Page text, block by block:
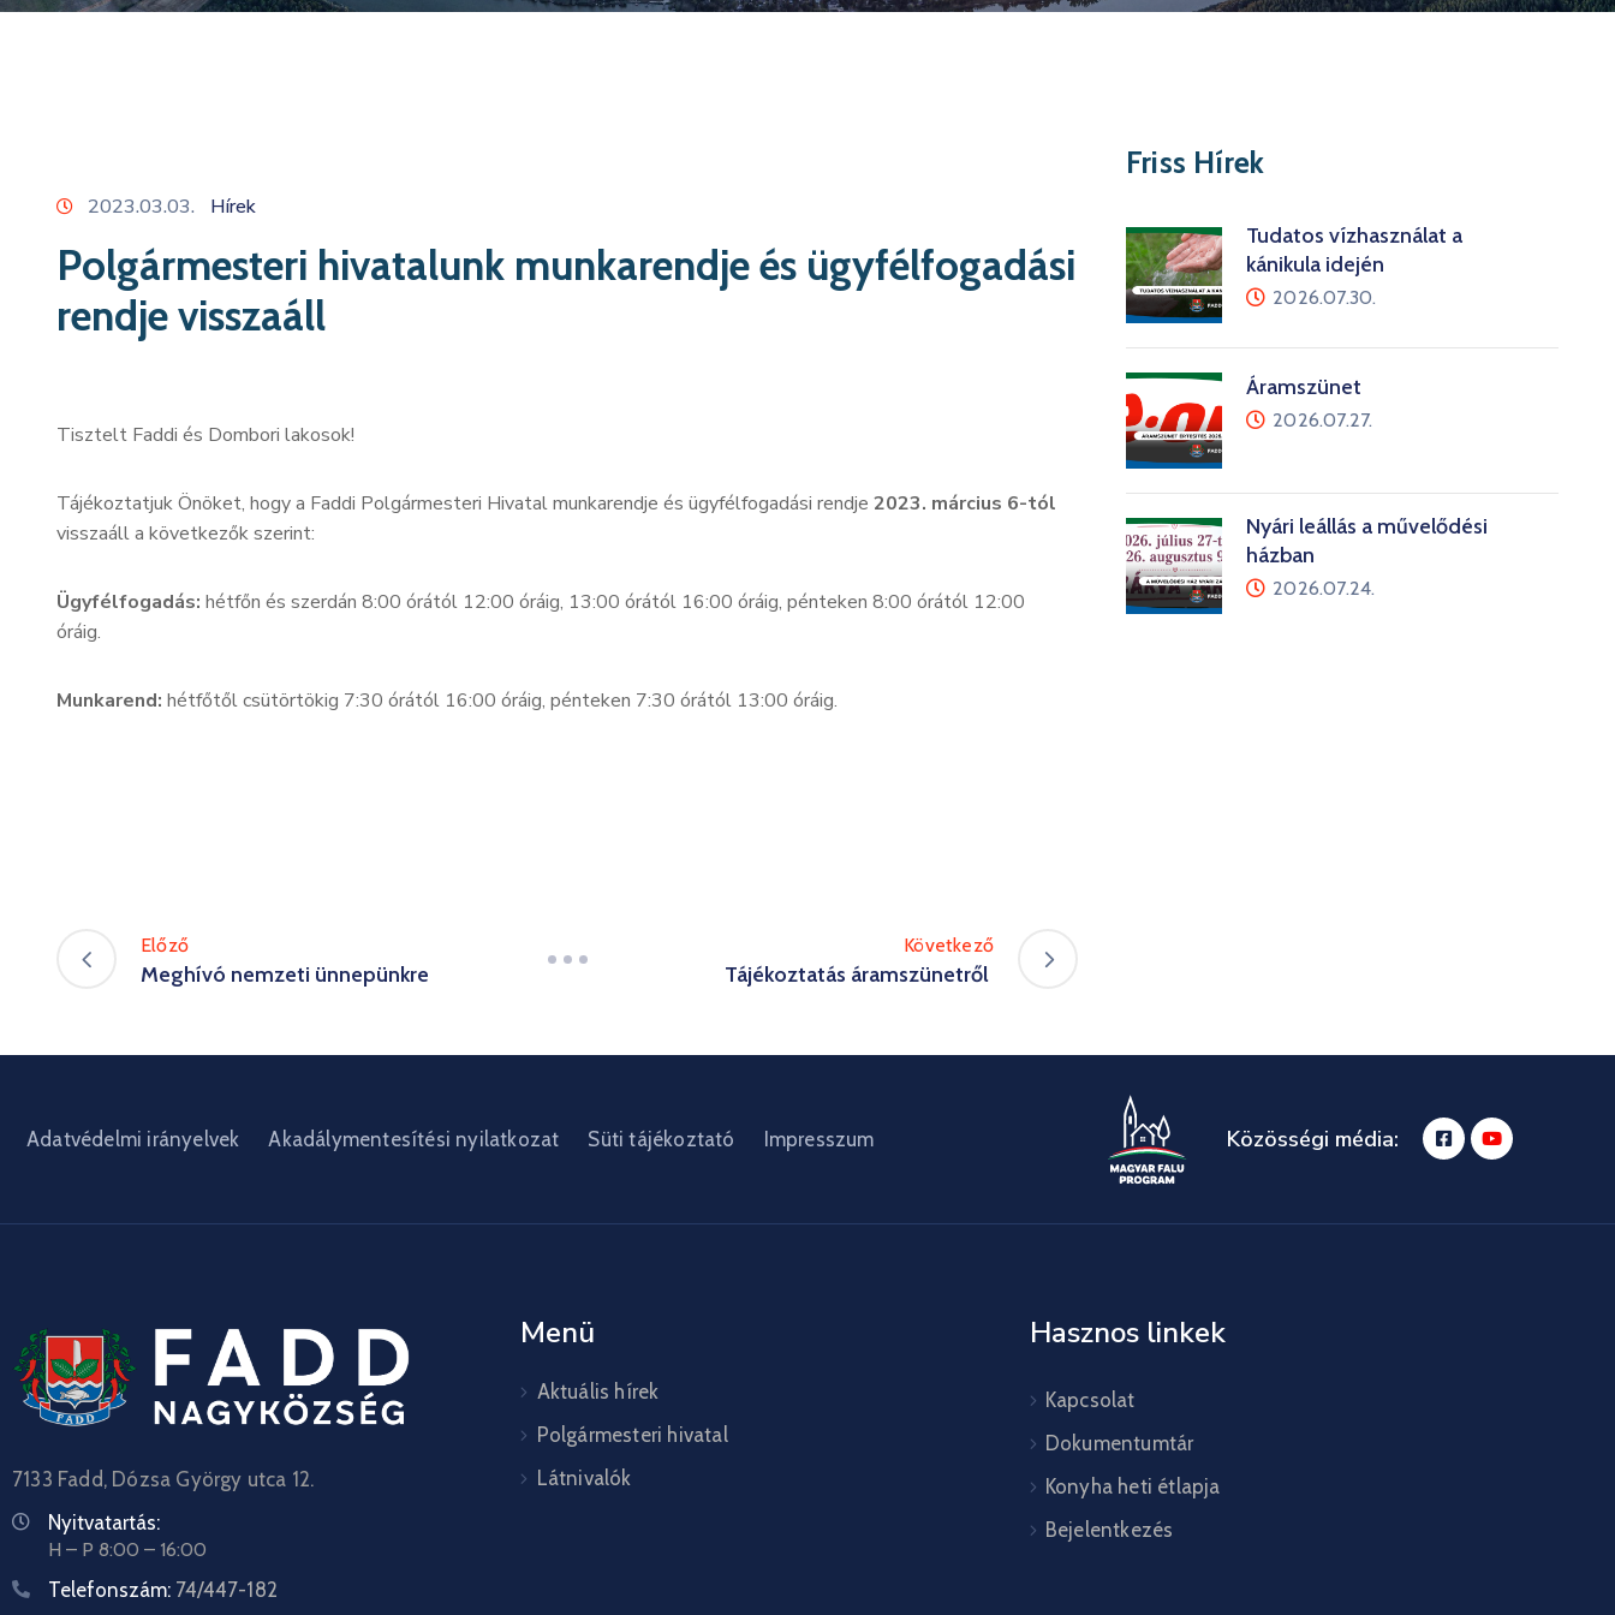
2023.03.03. Hírek
Polgármesteri hivatalunk munkarendje és ügyfélfogadási
rendje visszaáll
Tisztelt Faddi és Dombori lakosok!
Tájékoztatjuk Önöket, hogy a Faddi Polgármesteri Hivatal munkarendje és ügyfélfogadási rendje 2023. március 6-tól
visszaáll a következők szerint:
Ügyfélfogadás: hétfőn és szerdán 8:00 órától 12:00 óráig, 13:00 órától 16:00 óráig, pénteken 8:00 órától 12:00
óráig.
Munkarend: hétfőtől csütörtökig 7:30 órától 16:00 óráig, pénteken 7:30 órától 13:00 óráig.
Előző
Meghívó nemzeti ünnepünkre
Következő
Tájékoztatás áramszünetről
Friss Hírek
Tudatos vízhasználat a
kánikula idején
2026.07.30.
Áramszünet
2026.07.27.
Nyári leállás a művelődési
házban
2026.07.24.
Adatvédelmi irányelvek Akadálymentesítési nyilatkozat Süti tájékoztató Impresszum Közösségi média:
7133 Fadd, Dózsa György utca 12.
Nyitvatartás:
H – P 8:00 – 16:00
Telefonszám: 74/447-182
Menü
Aktuális hírek
Polgármesteri hivatal
Látnivalók
Hasznos linkek
Kapcsolat
Dokumentumtár
Konyha heti étlapja
Bejelentkezés